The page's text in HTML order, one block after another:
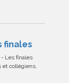
finales
Les finales
et collégiens,